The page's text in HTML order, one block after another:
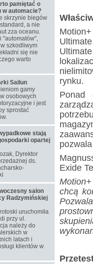
rynku.
Ponad
Exide
chcą
pamiętać o
w automacie?
skrzynie biegów
a nie
zza oceanu.
"automatów",
szkodliwym
się nie
warto
Sailun
gamy
osobowych
i jest
sprostać
stają
opartej
Dyrektor
ds.
salon
Radzymińskiej
uruchomiła
przy ul.
należy do
w
latach i
klientów w